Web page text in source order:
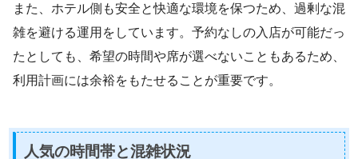
また、ホテル側も安全と快適な環境を保つため、過剰な混
雑を避ける運用をしています。予約なしの入店が可能だっ
たとしても、希望の時間や席が選べないこともあるため、
利用計画には余裕をもたせることが重要です。
人気の時間帯と混雑状況